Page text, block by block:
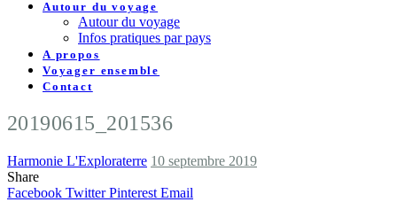
Autour du voyage
Autour du voyage
Infos pratiques par pays
A propos
Voyager ensemble
Contact
20190615_201536
Harmonie L'Exploraterre 10 septembre 2019
Share
Facebook Twitter Pinterest Email